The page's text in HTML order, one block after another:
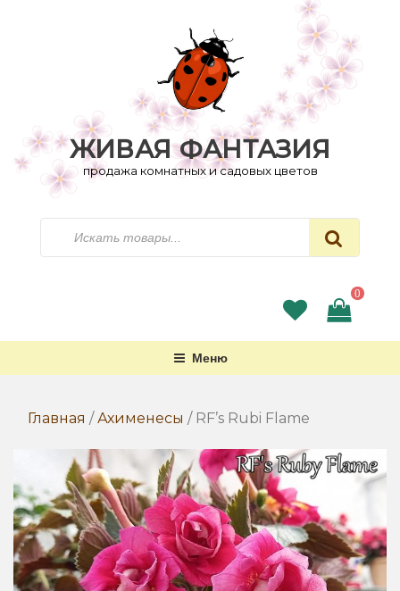
ЖИВАЯ ФАНТАЗИЯ
продажа комнатных и садовых цветов
0
Меню
Главная / Ахименесы / RF’s Rubi Flame